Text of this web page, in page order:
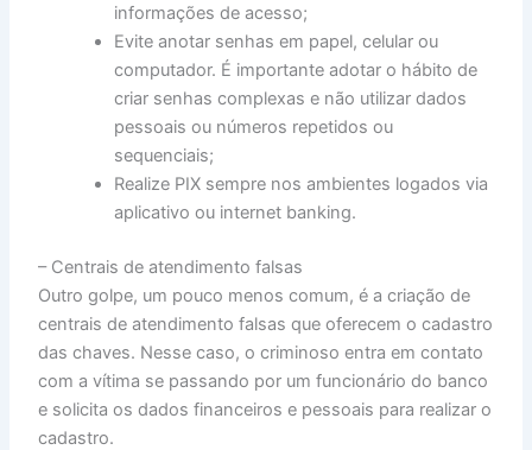
informações de acesso;
Evite anotar senhas em papel, celular ou
computador. É importante adotar o hábito de
criar senhas complexas e não utilizar dados
pessoais ou números repetidos ou
sequenciais;
Realize PIX sempre nos ambientes logados via
aplicativo ou internet banking.
– Centrais de atendimento falsas
Outro golpe, um pouco menos comum, é a criação de
centrais de atendimento falsas que oferecem o cadastro
das chaves. Nesse caso, o criminoso entra em contato
com a vítima se passando por um funcionário do banco
e solicita os dados financeiros e pessoais para realizar o
cadastro.